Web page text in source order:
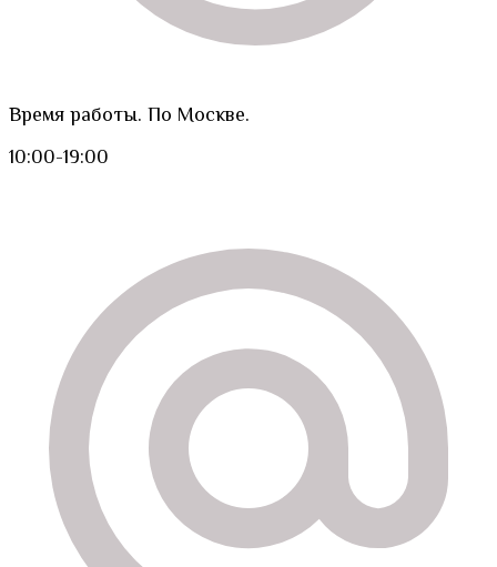
Время работы. По Москве.
10:00-19:00